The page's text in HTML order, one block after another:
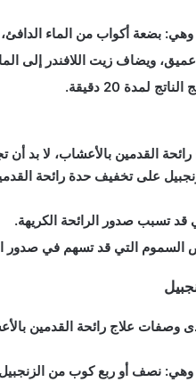
بضعة أكواب من الماء
ويضاف زيت اللافندر إلى
لمدة 20 دقيقة.
القدمين بالأعشاب، لا بد أن
على تخفيف حدة رائحة
قد تسبب صدور الرائحة الكريهة.
التي قد تسهم في صدور
وصفات علاج رائحة القدمين
وهي: نصف أو ربع كوب من